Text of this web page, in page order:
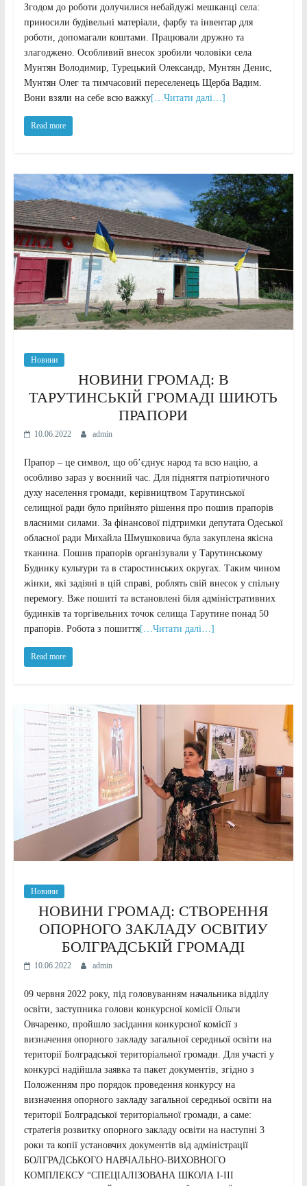
Згодом до роботи долучилися небайдужі мешканці села:
приносили будівельні матеріали, фарбу та інвентар для
роботи, допомагали коштами. Працювали дружно та
злагоджено. Особливий внесок зробили чоловіки села
Мунтян Володимир, Турецький Олександр, Мунтян Денис,
Мунтян Олег та тимчасовий переселенець Щерба Вадим.
Вони взяли на себе всю важку[…Читати далі…]
Read more
Новини
НОВИНИ ГРОМАД: В
ТАРУТИНСЬКІЙ ГРОМАДІ ШИЮТЬ
ПРАПОРИ
10.06.2022 admin
Прапор – це символ, що об’єднує народ та всю націю, а
особливо зараз у воєнний час. Для підняття патріотичного
духу населення громади, керівництвом Тарутинської
селищної ради було прийнято рішення про пошив прапорів
власними силами. За фінансової підтримки депутата Одеської
обласної ради Михайла Шмушковича була закуплена якісна
тканина. Пошив прапорів організували у Тарутинському
Будинку культури та в старостинських округах. Таким чином
жінки, які задіяні в цій справі, роблять свій внесок у спільну
перемогу. Вже пошиті та встановлені біля адміністративних
будинків та торгівельних точок селища Тарутине понад 50
прапорів. Робота з пошиття[…Читати далі…]
Read more
Новини
НОВИНИ ГРОМАД: СТВОРЕННЯ
ОПОРНОГО ЗАКЛАДУ ОСВІТИУ
БОЛГРАДСЬКІЙ ГРОМАДІ
10.06.2022 admin
09 червня 2022 року, під головуванням начальника відділу
освіти, заступника голови конкурсної комісії Ольги
Овчаренко, пройшло засідання конкурсної комісії з
визначення опорного закладу загальної середньої освіти на
території Болградської територіальної громади. Для участі у
конкурсі надійшла заявка та пакет документів, згідно з
Положенням про порядок проведення конкурсу на
визначення опорного закладу загальної середньої освіти на
території Болградської територіальної громади, а саме:
стратегія розвитку опорного закладу освіти на наступні 3
роки та копії установчих документів від адміністрації
БОЛГРАДСЬКОГО НАВЧАЛЬНО-ВИХОВНОГО
КОМПЛЕКСУ “СПЕЦІАЛІЗОВАНА ШКОЛА І-ІІІ